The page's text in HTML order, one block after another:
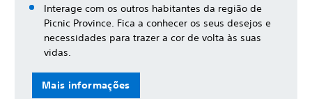
Interage com os outros habitantes da região de
Picnic Province. Fica a conhecer os seus desejos e
necessidades para trazer a cor de volta às suas
vidas.
Mais informações